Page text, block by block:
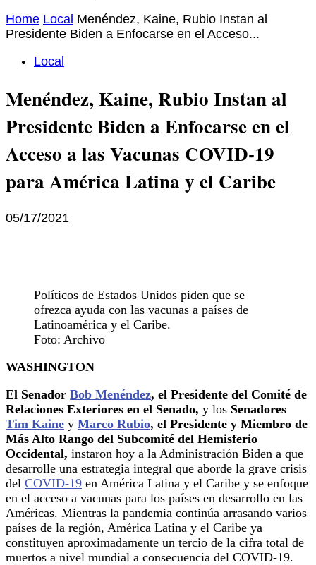
Home Local Menéndez, Kaine, Rubio Instan al
Presidente Biden a Enfocarse en el Acceso...
Local
Menéndez, Kaine, Rubio Instan al
Presidente Biden a Enfocarse en el
Acceso a las Vacunas COVID-19
para América Latina y el Caribe
05/17/2021
Políticos de Estados Unidos piden que se
ofrezca ayuda con las vacunas a países de
Latinoamérica y el Caribe.
Foto: Archivo
WASHINGTON
El Senador Bob Menéndez, el Presidente del Comité de
Relaciones Exteriores en el Senado, y los Senadores
Tim Kaine y Marco Rubio, el Presidente y Miembro de
Más Alto Rango del Subcomité del Hemisferio
Occidental, instaron hoy a la Administración Biden a que
desarrolle una estrategia integral que aborde la grave crisis
del COVID-19 en América Latina y el Caribe y se enfoque
en el acceso a vacunas para los países en desarrollo en las
Américas. Mientras la pandemia continúa arrasando varios
países de la región, América Latina y el Caribe ya
constituyen aproximadamente un tercio de la cifra total de
muertos a nivel mundial a consecuencia del COVID-19.